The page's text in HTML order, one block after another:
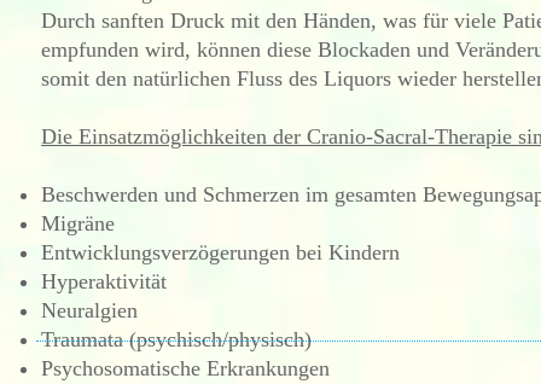
Durch sanften Druck mit den Händen, was für viele
empfunden wird, können diese Blockaden und
somit den natürlichen Fluss des Liquors wieder
Die Einsatzmöglichkeiten der Cranio-Sacral-Therapie
Beschwerden und Schmerzen im gesamten
Migräne
Entwicklungsverzögerungen bei Kindern
Hyperaktivität
Neuralgien
Traumata (psychisch/physisch)
Psychosomatische Erkrankungen